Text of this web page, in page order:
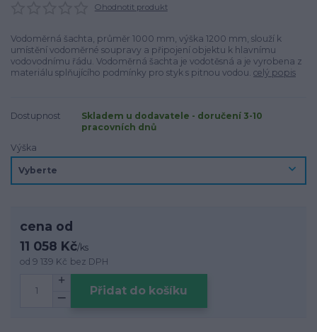
Ohodnotit produkt
Vodoměrná šachta, průměr 1000 mm, výška 1200 mm, slouží k
umístění vodoměrné soupravy a připojení objektu k hlavnímu
vodovodnímu řádu. Vodoměrná šachta je vodotěsná a je vyrobena z
materiálu splňujícího podmínky pro styk s pitnou vodou. celý popis
Dostupnost
Skladem u dodavatele - doručení 3-10
pracovních dnů
Výška
cena od
11 058 Kč/ks
od9 139 Kč bez DPH
Přidat do košíku